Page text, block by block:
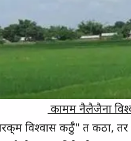
कामम नैलैजैना
विश्‍वास कर्ठुँ" त